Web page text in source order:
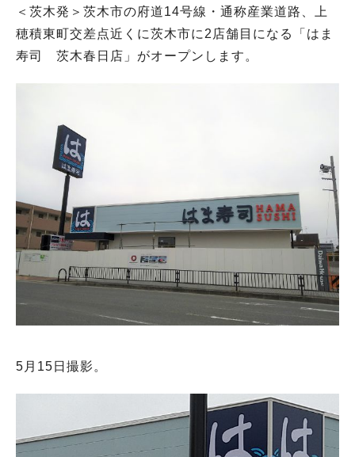
＜茨木発＞茨木市の府道14号線・通称産業道路、上
穂積東町交差点近くに茨木市に2店舗目になる「はま
寿司 茨木春日店」がオープンします。
5月15日撮影。